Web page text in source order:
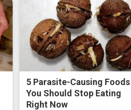
5 Parasite-Causing Foods
You Should Stop Eating
Right Now